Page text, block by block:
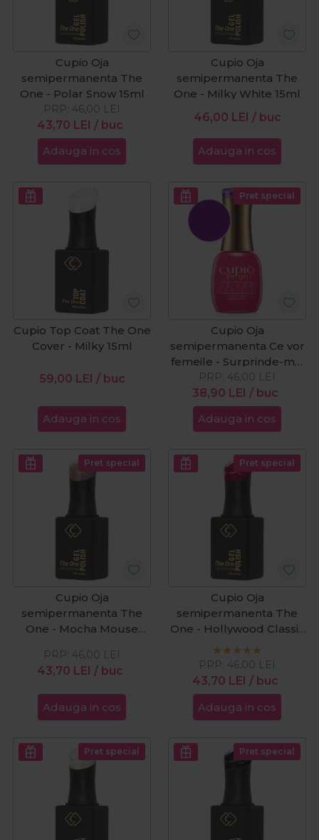
Cupio Oja
semipermanenta The
One - Polar Snow 15ml
43,70 LEI / buc
PRP: 46,00 LEI
Adauga in cos
Cupio Oja
semipermanenta The
One - Milky White 15ml
46,00 LEI / buc
Adauga in cos
Cupio Top Coat The One
Cover - Milky 15ml
59,00 LEI / buc
Adauga in cos
Pret special
Cupio Oja
semipermanenta Ce vor
femeile - Surprinde-ma!
15ml
38,90 LEI / buc
PRP: 46,00 LEI
Adauga in cos
Pret special
Cupio Oja
semipermanenta The
One - Mocha Mouse
43,70 LEI / buc
PRP: 46,00 LEI
Adauga in cos
Pret special
Cupio Oja
semipermanenta The
One - Hollywood Classic
15ml
43,70 LEI / buc
PRP: 46,00 LEI
Adauga in cos
Pret special Pret special